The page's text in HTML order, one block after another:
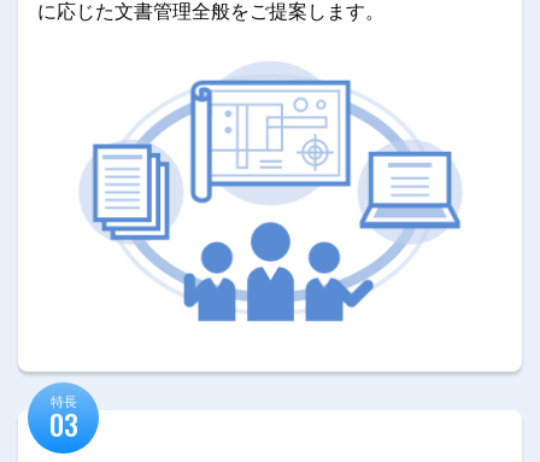
に応じた文書管理全般をご提案します。
特長
03